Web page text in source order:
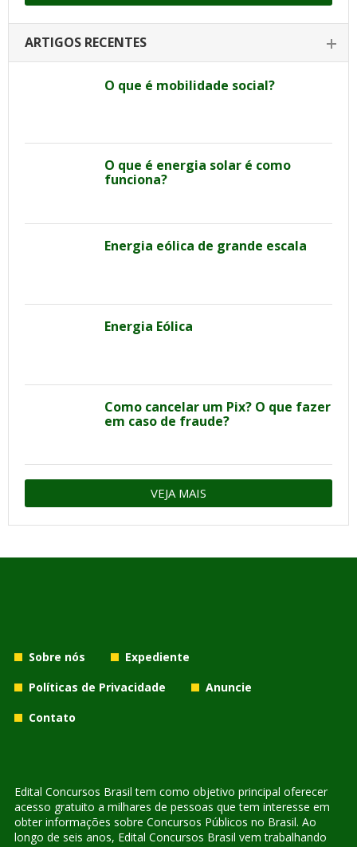
ARTIGOS RECENTES
O que é mobilidade social?
O que é energia solar é como
funciona?
Energia eólica de grande escala
Energia Eólica
Como cancelar um Pix? O que fazer
em caso de fraude?
VEJA MAIS
Sobre nós
Expediente
Políticas de Privacidade
Anuncie
Contato
Edital Concursos Brasil tem como objetivo principal oferecer
acesso gratuito a milhares de pessoas que tem interesse em
obter informações sobre Concursos Públicos no Brasil. Ao
longo de seis anos, Edital Concursos Brasil vem trabalhando